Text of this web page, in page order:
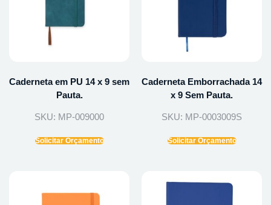
Caderneta em PU 14 x 9 sem
Pauta.
SKU: MP-009000
Solicitar Orçamento
Caderneta Emborrachada 14
x 9 Sem Pauta.
SKU: MP-0003009S
Solicitar Orçamento